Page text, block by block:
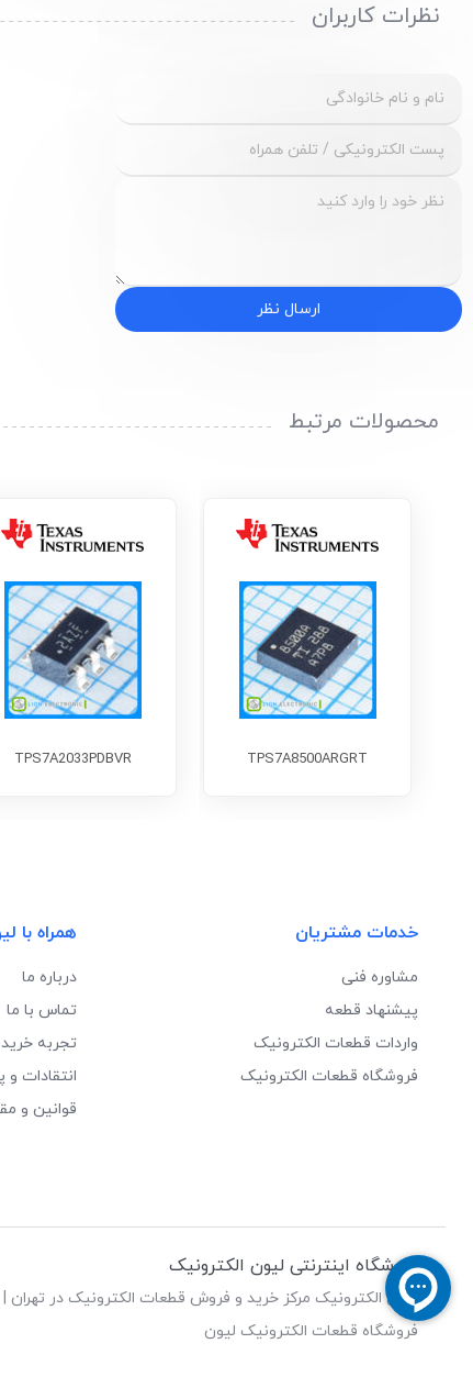
نظرات کاربران
ارسال نظر
محصولات مرتبط
TPS7A8500ARGRT
TPS7A2033PDBVR
خدمات مشتریان
مشاوره فنی
پیشنهاد قطعه
واردات قطعات الکترونیک
فروشگاه قطعات الکترونیک
همراه با
درباره ما
تماس با ما
تجربه
انتقادات و
قوانین و
فروشگاه اینترنتی لیون الکترونیک
لیون الکترونیک مرکز خرید و فروش قطعات الکترونیک در تهران |
فروشگاه قطعات الکترونیک لیون